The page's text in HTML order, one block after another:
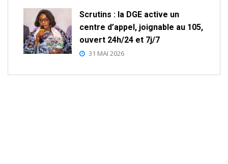
Scrutins : la DGE active un
centre d’appel, joignable au 105,
ouvert 24h/24 et 7j/7
31 MAI 2026